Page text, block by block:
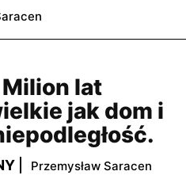
lat
jak dom i
Przemysław Saracen